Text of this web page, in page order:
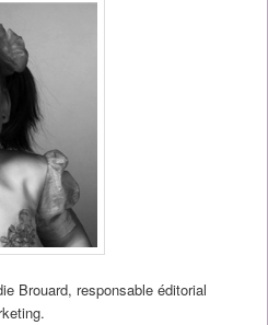
Brouard, responsable éditorial